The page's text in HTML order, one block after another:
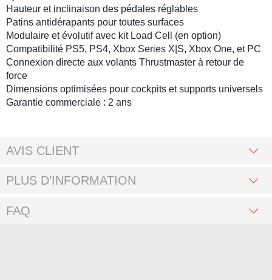
Hauteur et inclinaison des pédales réglables
Patins antidérapants pour toutes surfaces
Modulaire etévolutifavec kit Load Cell
(en option)
Compatibilité PS5, PS4, Xbox Series X|S, Xbox One, et PC
Connexion directe aux volants Thrustmaster à retour de
force
Dimensions optimisées pour cockpits et supports universels
Garantie commerciale : 2 ans
AVIS CLIENT
PLUS D’INFORMATION
FAQ